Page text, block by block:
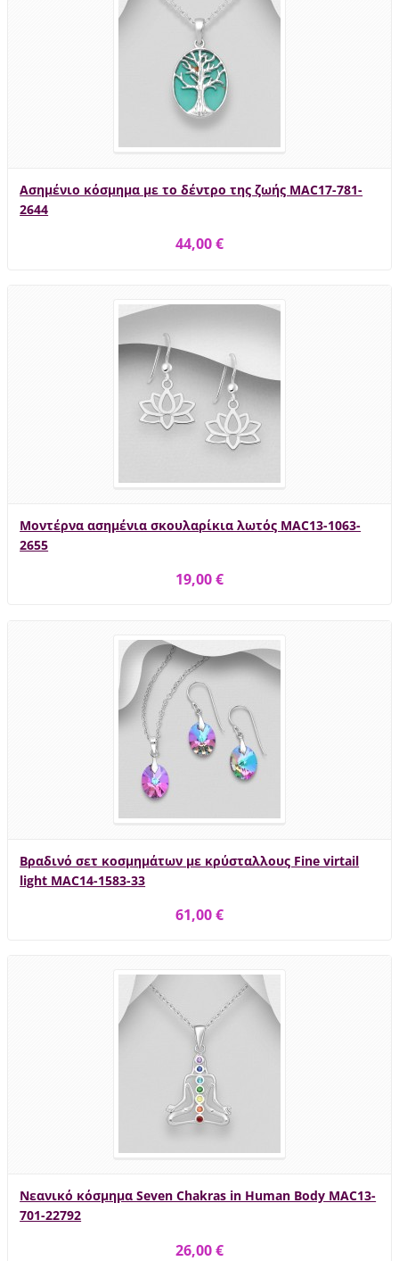
Ασημένιο κόσμημα με το δέντρο της ζωής MAC17-781-
2644
44,00 €
Μοντέρνα ασημένια σκουλαρίκια λωτός MAC13-1063-
2655
19,00 €
Βραδινό σετ κοσμημάτων με κρύσταλλους Fine virtail
light MAC14-1583-33
61,00 €
Νεανικό κόσμημα Seven Chakras in Human Body MAC13-
701-22792
26,00 €